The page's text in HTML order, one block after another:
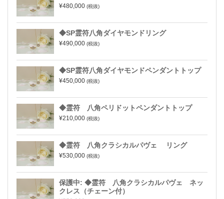
¥480,000 (税抜)
◆SP霊符八角ダイヤモンドリング
¥490,000 (税抜)
◆SP霊符八角ダイヤモンドペンダントトップ
¥450,000 (税抜)
◆霊符 八角ペリドットペンダントトップ
¥210,000 (税抜)
◆霊符 八角クラシカルパヴェ リング
¥530,000 (税抜)
保護中: ◆霊符 八角クラシカルパヴェ ネッ
クレス（チェーン付）